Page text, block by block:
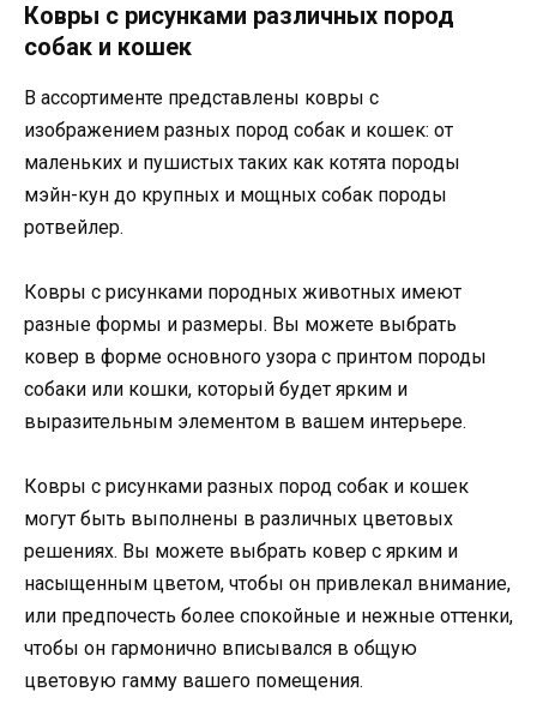
Ковры с рисунками различных пород
собак и кошек
В ассортименте представлены ковры с
изображением разных пород собак и кошек: от
маленьких и пушистых таких как котята породы
мэйн-кун до крупных и мощных собак породы
ротвейлер.
Ковры с рисунками породных животных имеют
разные формы и размеры. Вы можете выбрать
ковер в форме основного узора с принтом породы
собаки или кошки, который будет ярким и
выразительным элементом в вашем интерьере.
Ковры с рисунками разных пород собак и кошек
могут быть выполнены в различных цветовых
решениях. Вы можете выбрать ковер с ярким и
насыщенным цветом, чтобы он привлекал внимание,
или предпочесть более спокойные и нежные оттенки,
чтобы он гармонично вписывался в общую
цветовую гамму вашего помещения.